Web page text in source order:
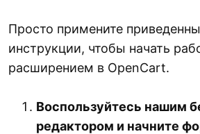
Просто примените
инструкции, чтобы начать
расширением в OpenCart.
Воспользуйтесь нашим
редактором и начните